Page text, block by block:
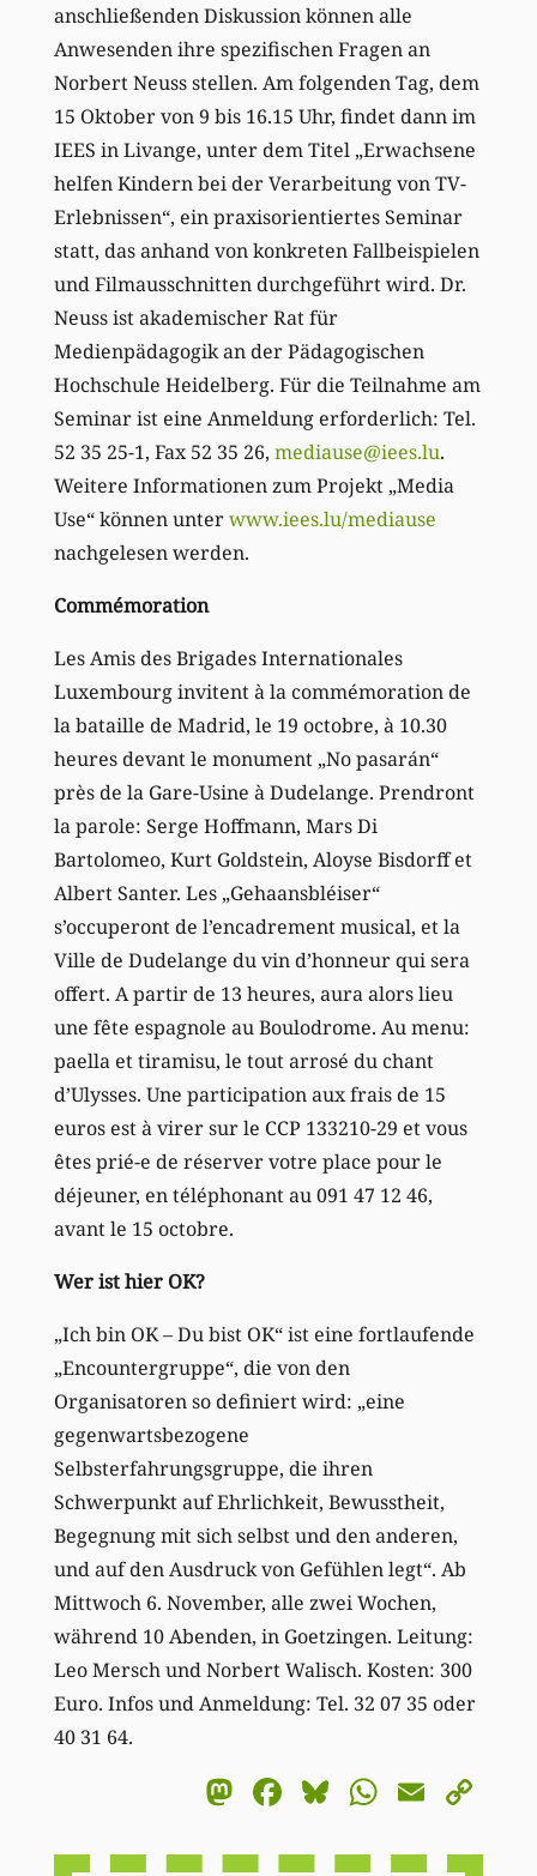
anschließenden Diskussion können alle
Anwesenden ihre spezifischen Fragen an
Norbert Neuss stellen. Am folgenden Tag, dem
15 Oktober von 9 bis 16.15 Uhr, findet dann im
IEES in Livange, unter dem Titel „Erwachsene
helfen Kindern bei der Verarbeitung von TV-
Erlebnissen“, ein praxisorientiertes Seminar
statt, das anhand von konkreten Fallbeispielen
und Filmausschnitten durchgeführt wird. Dr.
Neuss ist akademischer Rat für
Medienpädagogik an der Pädagogischen
Hochschule Heidelberg. Für die Teilnahme am
Seminar ist eine Anmeldung erforderlich: Tel.
52 35 25-1, Fax 52 35 26, mediause@iees.lu.
Weitere Informationen zum Projekt „Media
Use“ können unterwww.iees.lu/mediause
nachgelesen werden.
Commémoration
Les Amis des Brigades Internationales
Luxembourg invitent à la commémoration de
la bataille de Madrid, le 19 octobre, à 10.30
heures devant le monument „No pasarán“
près de la Gare-Usine à Dudelange. Prendront
la parole: Serge Hoffmann, Mars Di
Bartolomeo, Kurt Goldstein, Aloyse Bisdorff et
Albert Santer. Les „Gehaansbléiser“
s’occuperont de l’encadrement musical, et la
Ville de Dudelange du vin d’honneur qui sera
offert. A partir de 13 heures, aura alors lieu
une fête espagnole au Boulodrome. Au menu:
paella et tiramisu, le tout arrosé du chant
d’Ulysses. Une participation aux frais de 15
euros est à virer sur le CCP 133210-29 et vous
êtes prié-e de réserver votre place pour le
déjeuner, en téléphonant au 091 47 12 46,
avant le 15 octobre.
Wer ist hier OK?
„Ich bin OK – Du bist OK“ ist eine fortlaufende
„Encountergruppe“, die von den
Organisatoren so definiert wird: „eine
gegenwartsbezogene
Selbsterfahrungsgruppe, die ihren
Schwerpunkt auf Ehrlichkeit, Bewusstheit,
Begegnung mit sich selbst und den anderen,
und auf den Ausdruck von Gefühlen legt“. Ab
Mittwoch 6. November, alle zwei Wochen,
während 10 Abenden, in Goetzingen. Leitung:
Leo Mersch und Norbert Walisch. Kosten: 300
Euro. Infos und Anmeldung: Tel. 32 07 35 oder
40 31 64.
Mastodon
Facebook
BlueskyEmail